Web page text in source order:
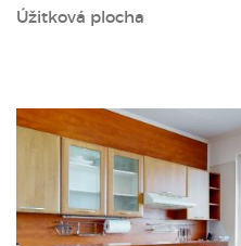
Úžitková plocha